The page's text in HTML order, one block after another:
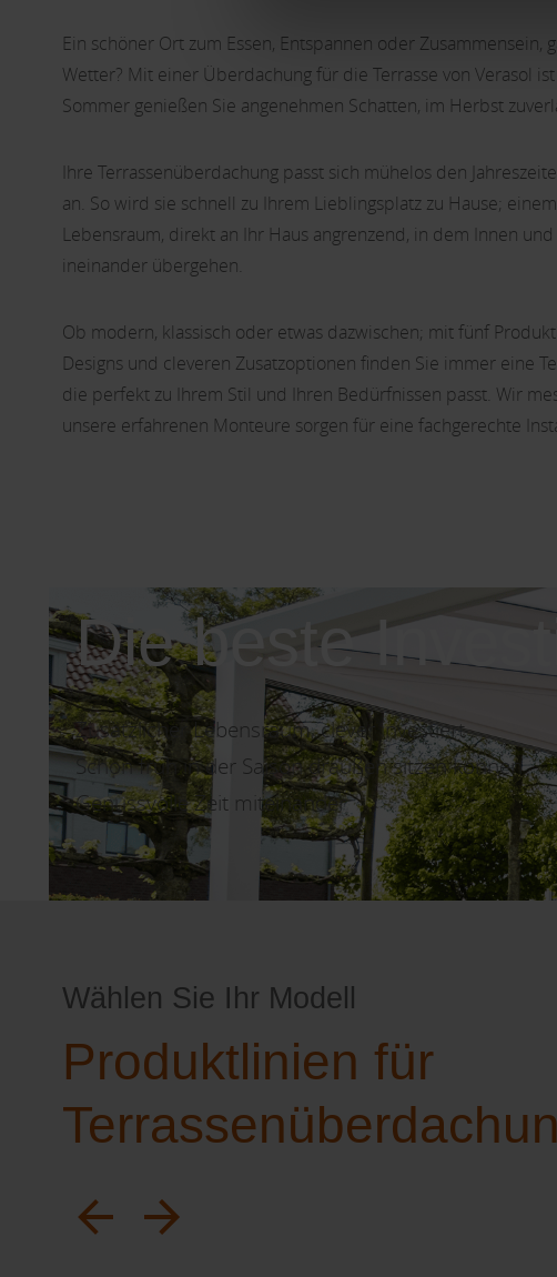
Ein schöner Ort zum Essen, Entspannen oder Zusammensein,
Wetter? Mit einer Überdachung für die Terrasse von Verasol
Sommer genießen Sie angenehmen Schatten, im Herbst
Ihre Terrassenüberdachung passt sich mühelos den
an. So wird sie schnell zu Ihrem Lieblingsplatz zu Hause;
Lebensraum, direkt an Ihr Haus angrenzend, in dem Innen
ineinander übergehen.
Ob modern, klassisch oder etwas dazwischen; mit fünf
Designs und cleveren Zusatzoptionen finden Sie immer eine
die perfekt zu Ihrem Stil und Ihren Bedürfnissen passt. Wir
unsere erfahrenen Monteure sorgen für eine fachgerechte
Die beste
Zusätzlicher Lebensraum, clever investiert
Schon früh in der Saison draußen sitzen können
Genussvolle Zeit miteinander
Wählen Sie Ihr Modell
Produktlinien für